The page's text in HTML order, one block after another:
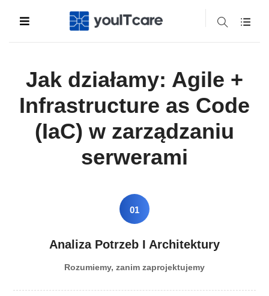
Jak działamy: Agile +
Infrastructure as Code
(IaC) w zarządzaniu
serwerami
01
Analiza Potrzeb I Architektury
Rozumiemy, zanim zaprojektujemy